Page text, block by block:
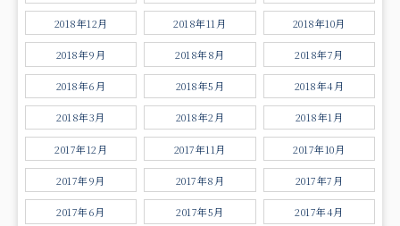
2018年12月 2018年11月 2018年10月
2018年9月 2018年8月 2018年7月
2018年6月 2018年5月 2018年4月
2018年3月 2018年2月 2018年1月
2017年12月 2017年11月 2017年10月
2017年9月 2017年8月 2017年7月
2017年6月 2017年5月 2017年4月